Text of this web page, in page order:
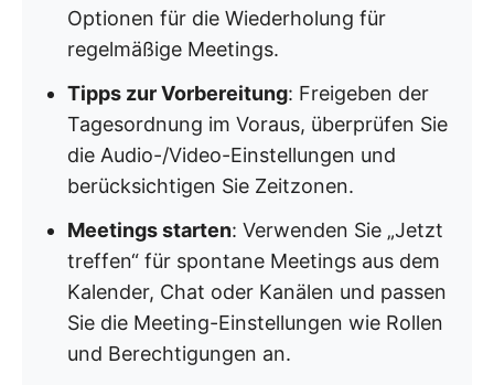
Optionen für die Wiederholung für
regelmäßige Meetings.
Tipps zur Vorbereitung: Freigeben der
Tagesordnung im Voraus, überprüfen Sie
die Audio-/Video-Einstellungen und
berücksichtigen Sie Zeitzonen.
Meetings starten: Verwenden Sie „Jetzt
treffen“ für spontane Meetings aus dem
Kalender, Chat oder Kanälen und passen
Sie die Meeting-Einstellungen wie Rollen
und Berechtigungen an.